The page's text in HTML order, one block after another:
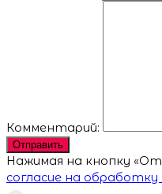
Комментарий:
Отправить
Нажимая на кнопку
согласие на обработку